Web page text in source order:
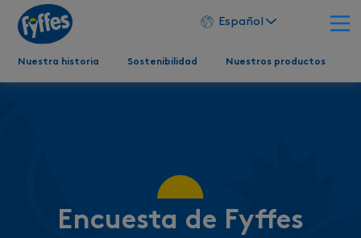
Español
Nuestra historia Sostenibilidad Nuestros productos
Encuesta de Fyffes